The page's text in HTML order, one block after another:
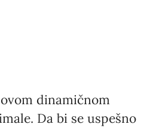
dinamičnom
Da bi se uspešno